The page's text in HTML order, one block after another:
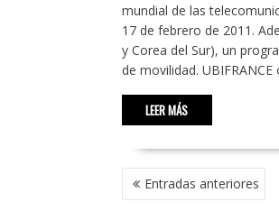
mundial de las
17 de febrero de 2011.
y Corea del Sur), un
de movilidad.
LEER MÁS
NAVEGACIÓN
DE Entradas anteriores